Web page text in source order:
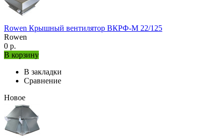
Rowen Крышный вентилятор ВКРФ-М 22/125
Rowen
0 р.
В корзину
В закладки
Сравнение
Новое